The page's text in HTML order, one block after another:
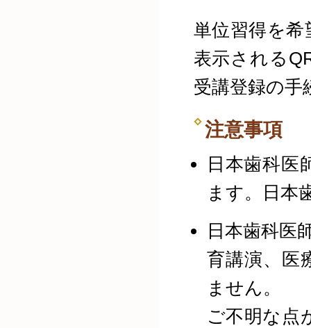
単位習得を
表示される
受講登録の手
注意事項
日本歯科医
ます。日本
日本歯科医
育講演、医
ません。
ご不明な点